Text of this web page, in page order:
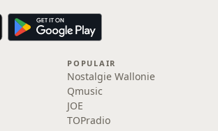
POPULAIR
Nostalgie Wallonie
Qmusic
JOE
TOPradio